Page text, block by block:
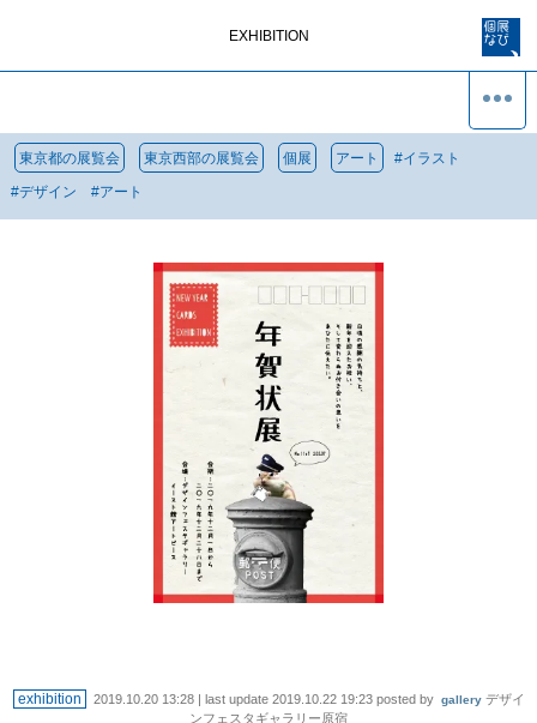
EXHIBITION
東京都の展覧会 東京西部の展覧会 個展 アート #イラスト
#デザイン #アート
exhibition 2019.10.20 13:28| last update 2019.10.22 19:23posted by gallery デザイ
ンフェスタギャラリー原宿